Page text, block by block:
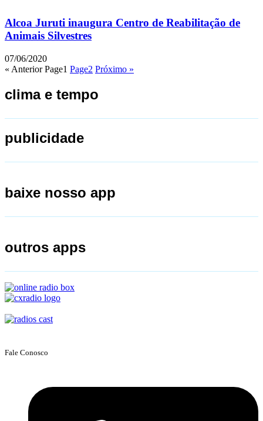
Alcoa Juruti inaugura Centro de Reabilitação de
Animais Silvestres
07/06/2020
« Anterior Page1 Page2 Próximo »
clima e tempo
publicidade
baixe nosso app
outros apps
Fale Conosco